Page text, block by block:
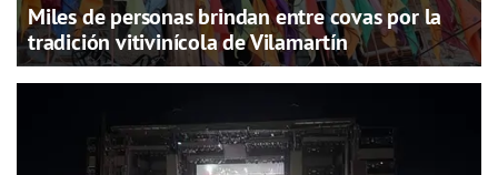
Miles de personas brindan entre covas por la
tradición vitivinícola de Vilamartín